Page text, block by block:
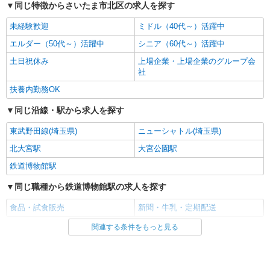
同じ特徴からさいたま市北区の求人を探す
未経験歓迎
ミドル（40代～）活躍中
エルダー（50代～）活躍中
シニア（60代～）活躍中
土日祝休み
上場企業・上場企業のグループ会
社
扶養内勤務OK
同じ沿線・駅から求人を探す
東武野田線(埼玉県)
ニューシャトル(埼玉県)
北大宮駅
大宮公園駅
鉄道博物館駅
同じ職種から鉄道博物館駅の求人を探す
食品・試食販売 新聞・牛乳・定期配送
同じ雇用形態から鉄道博物館駅の求人を探す
関連する条件をもっと見る